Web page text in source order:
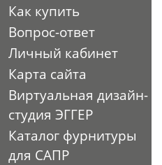
Как купить
Вопрос-ответ
Личный кабинет
Карта сайта
Виртуальная дизайн-
студия ЭГГЕР
Каталог фурнитуры
для САПР